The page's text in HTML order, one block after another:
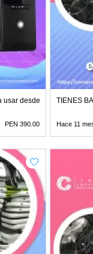
usar desde el primer
PEN 390.00
TIENES
Hace 11